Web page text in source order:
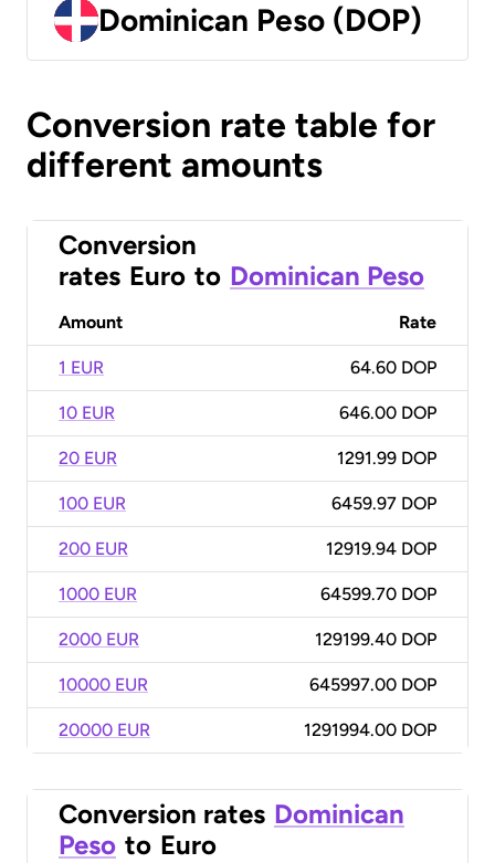
Dominican Peso (DOP)
Conversion rate table for
different amounts
Conversion
rates Euro to Dominican Peso
Amount Rate
1 EUR 64.60 DOP
10 EUR 646.00 DOP
20 EUR 1291.99 DOP
100 EUR 6459.97 DOP
200 EUR 12919.94 DOP
1000 EUR 64599.70 DOP
2000 EUR 129199.40 DOP
10000 EUR 645997.00 DOP
20000 EUR 1291994.00 DOP
Conversion rates Dominican
Peso to Euro